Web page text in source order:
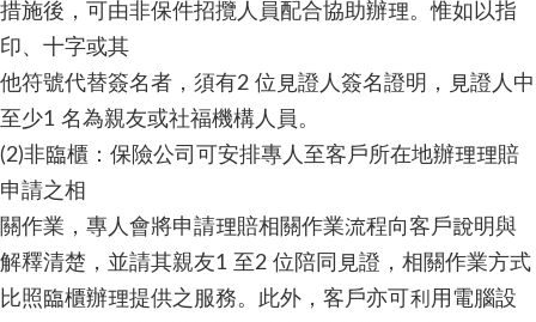
措施後，可由非保件招攬人員配合協助辦理。惟如以指
印、十字或其
他符號代替簽名者，須有2 位見證人簽名證明，見證人中
至少1 名為親友或社福機構人員。
(2)非臨櫃：保險公司可安排專人至客戶所在地辦理理賠
申請之相
關作業，專人會將申請理賠相關作業流程向客戶說明與
解釋清楚，並請其親友1 至2 位陪同見證，相關作業方式
比照臨櫃辦理提供之服務。此外，客戶亦可利用電腦設